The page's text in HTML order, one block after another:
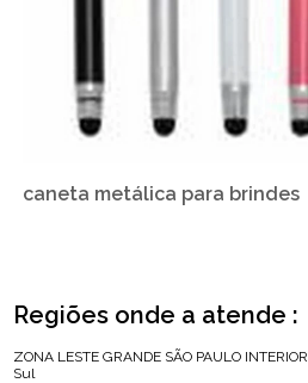
caneta metálica para brindes
Regiões onde a atende :
ZONA LESTE GRANDE SÃO PAULO INTERIOR
Sul